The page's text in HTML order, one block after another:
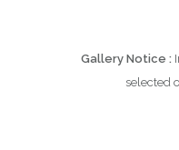
Gallery Notice :
selected